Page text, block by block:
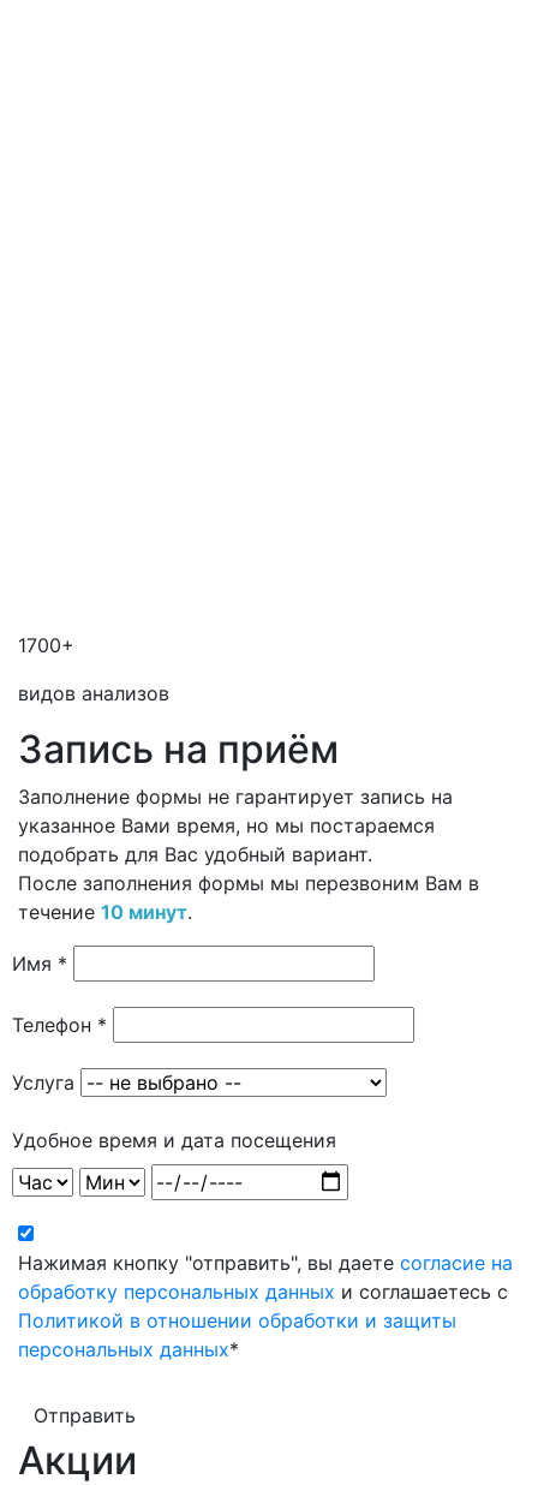
1700+
видов анализов
Запись на приём
Заполнение формы не гарантирует запись на
указанное Вами время, но мы постараемся
подобрать для Вас удобный вариант.
После заполнения формы мы перезвоним Вам в
течение 10 минут.
Имя *
Телефон *
Услуга
Удобное время и дата посещения
Нажимая кнопку "отправить", вы даете согласие на
обработку персональных данных и соглашаетесь с
Политикой в отношении обработки и защиты
персональных данных*
Отправить
Акции